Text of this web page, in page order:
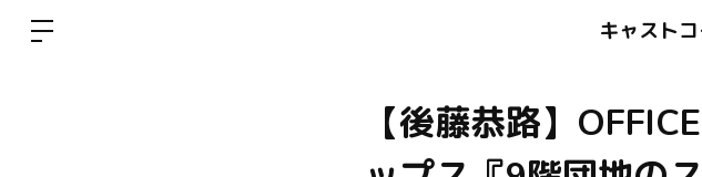
キャスト
【後藤恭路】